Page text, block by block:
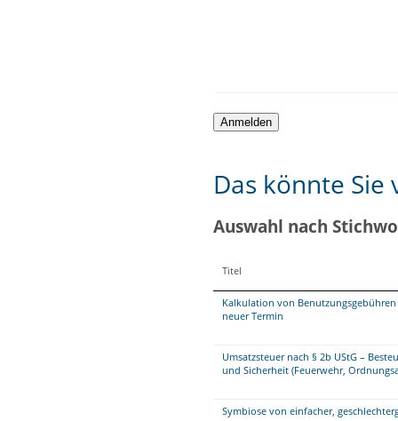
Das könnte
Auswahl nach
Titel
Kalkulation von
neuer Termin
Umsatzsteuer nach § 2b UStG –
und Sicherheit (Feuerwehr,
Symbiose von einfacher,